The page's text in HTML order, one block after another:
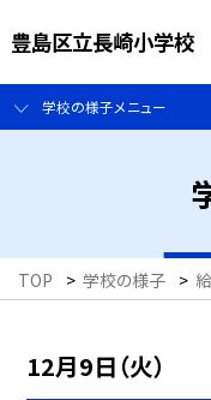
豊島区立長崎小学校
学校の様子メニュー
TOP > 学校の様子 >
12月9日（火）